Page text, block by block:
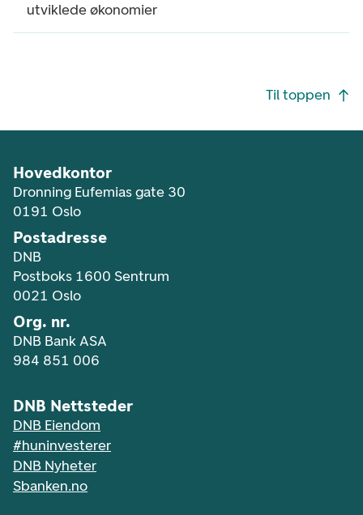
utviklede økonomier
Til toppen
Hovedkontor
Dronning Eufemias gate 30
0191 Oslo
Postadresse
DNB
Postboks 1600 Sentrum
0021 Oslo
Org. nr.
DNB Bank ASA
984 851 006
DNB Nettsteder
DNB Eiendom
#huninvesterer
DNB Nyheter
Sbanken.no